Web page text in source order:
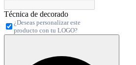
Técnica de decorado
¿Deseas personalizar este
producto con tu LOGO?